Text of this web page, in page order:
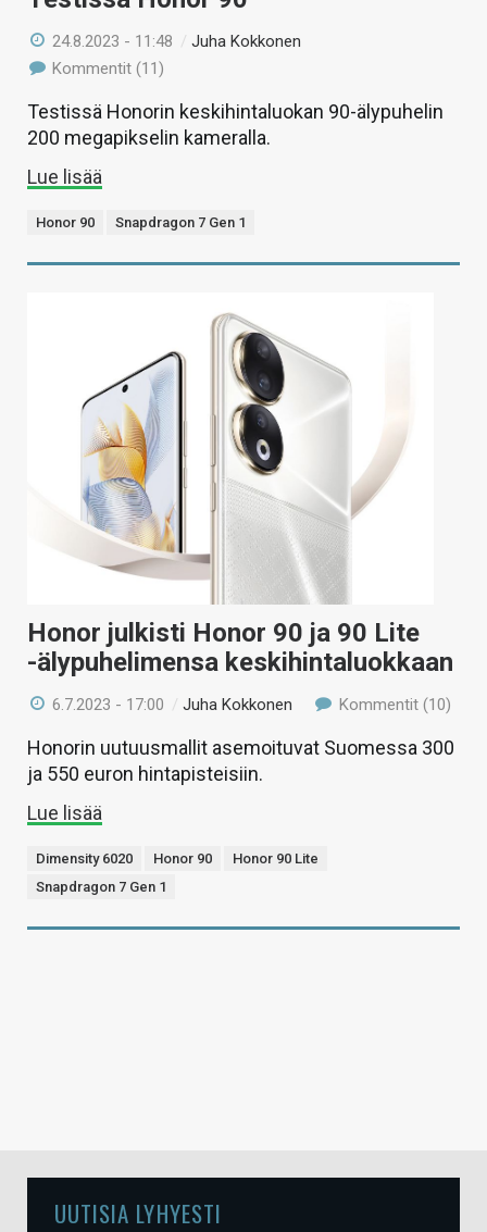
24.8.2023 - 11:48 /Juha Kokkonen
Kommentit (11)
Testissä Honorin keskihintaluokan 90-älypuhelin
200 megapikselin kameralla.
Lue lisää
Honor 90 Snapdragon 7 Gen 1
Honor julkisti Honor 90 ja 90 Lite
-älypuhelimensa keskihintaluokkaan
6.7.2023 - 17:00 /Juha Kokkonen Kommentit (10)
Honorin uutuusmallit asemoituvat Suomessa 300
ja 550 euron hintapisteisiin.
Lue lisää
Dimensity 6020 Honor 90
Honor 90 Lite
Snapdragon 7 Gen 1
UUTISIA LYHYESTI